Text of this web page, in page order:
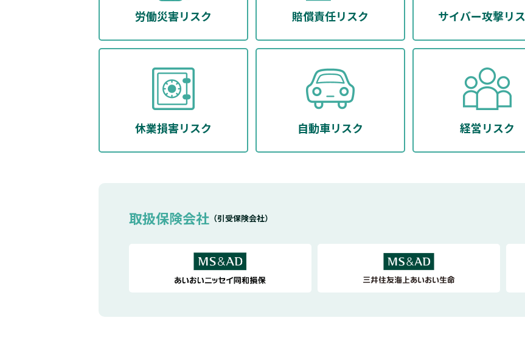
労働災害リスク 賠償責任リスク サイバー攻撃リ
休業損害リスク 自動車リスク 経営リスク
取扱保険会社 （引受保険会社）